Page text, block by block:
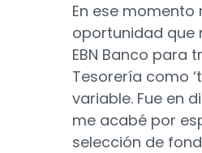
En ese
oportunidad que
EBN Banco para
Tesorería como
variable. Fue en
me acabé por
selección de